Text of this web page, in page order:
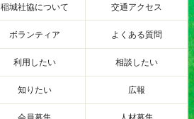
稲城社協について 交通アクセス
ボランティア よくある質問
利用したい 相談したい
知りたい 広報